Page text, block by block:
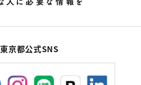
東京都公式SNS